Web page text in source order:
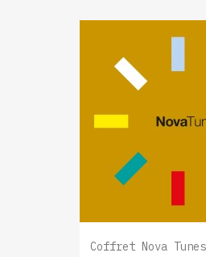
Coffret Nova